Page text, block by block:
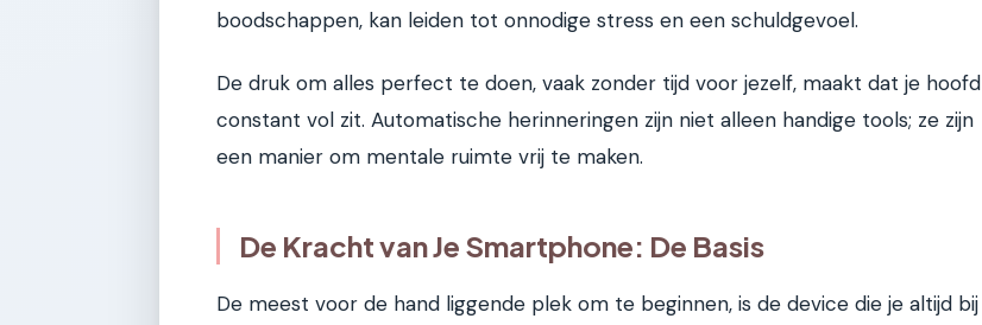
boodschappen, kan leiden tot onnodige stress en een schuldgevoel.
De druk om alles perfect te doen, vaak zonder tijd voor jezelf, maakt dat je hoofd
constant vol zit. Automatische herinneringen zijn niet alleen handige tools; ze zijn
een manier om mentale ruimte vrij te maken.
De Kracht van Je Smartphone: De Basis
De meest voor de hand liggende plek om te beginnen, is de device die je altijd bij